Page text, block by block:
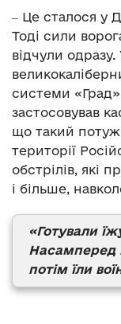
‒ Це сталося у
Тоді сили
відчули
системи
застосовував
що такий
території
обстрілів, які
і більше,
«Готували
Насамперед
потім їли